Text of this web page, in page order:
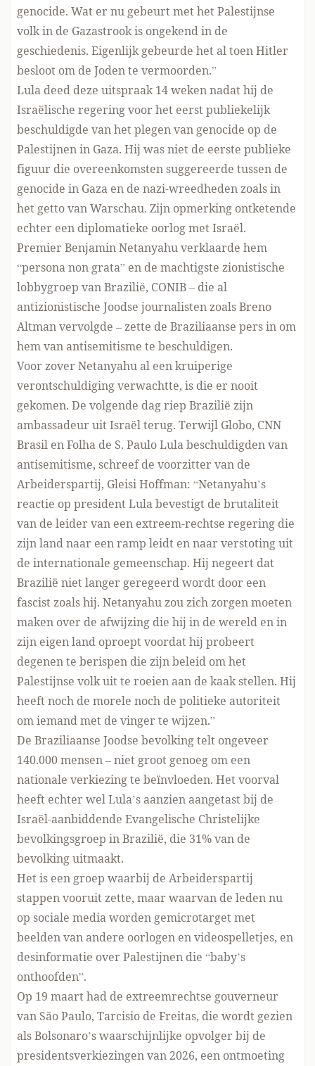
genocide. Wat er nu gebeurt met het Palestijnse
volk in de Gazastrook is ongekend in de
geschiedenis. Eigenlijk gebeurde het al toen Hitler
besloot om de Joden te vermoorden.”
Lula deed deze uitspraak 14 weken nadat hij de
Israëlische regering voor het eerst publiekelijk
beschuldigde van het plegen van genocide op de
Palestijnen in Gaza. Hij was niet de eerste publieke
figuur die overeenkomsten suggereerde tussen de
genocide in Gaza en de nazi-wreedheden zoals in
het getto van Warschau. Zijn opmerking ontketende
echter een diplomatieke oorlog met Israël.
Premier Benjamin Netanyahu verklaarde hem
“persona non grata” en de machtigste zionistische
lobbygroep van Brazilië, CONIB – die al
antizionistische Joodse journalisten zoals Breno
Altman vervolgde – zette de Braziliaanse pers in om
hem van antisemitisme te beschuldigen.
Voor zover Netanyahu al een kruiperige
verontschuldiging verwachtte, is die er nooit
gekomen. De volgende dag riep Brazilië zijn
ambassadeur uit Israël terug. Terwijl Globo, CNN
Brasil en Folha de S. Paulo Lula beschuldigden van
antisemitisme, schreef de voorzitter van de
Arbeiderspartij, Gleisi Hoffman: “Netanyahu’s
reactie op president Lula bevestigt de brutaliteit
van de leider van een extreem-rechtse regering die
zijn land naar een ramp leidt en naar verstoting uit
de internationale gemeenschap. Hij negeert dat
Brazilië niet langer geregeerd wordt door een
fascist zoals hij. Netanyahu zou zich zorgen moeten
maken over de afwijzing die hij in de wereld en in
zijn eigen land oproept voordat hij probeert
degenen te berispen die zijn beleid om het
Palestijnse volk uit te roeien aan de kaak stellen. Hij
heeft noch de morele noch de politieke autoriteit
om iemand met de vinger te wijzen.”
De Braziliaanse Joodse bevolking telt ongeveer
140.000 mensen – niet groot genoeg om een
nationale verkiezing te beïnvloeden. Het voorval
heeft echter wel Lula’s aanzien aangetast bij de
Israël-aanbiddende Evangelische Christelijke
bevolkingsgroep in Brazilië, die 31% van de
bevolking uitmaakt.
Het is een groep waarbij de Arbeiderspartij
stappen vooruit zette, maar waarvan de leden nu
op sociale media worden gemicrotarget met
beelden van andere oorlogen en videospelletjes, en
desinformatie over Palestijnen die “baby’s
onthoofden”.
Op 19 maart had de extreemrechtse gouverneur
van São Paulo, Tarcisio de Freitas, die wordt gezien
als Bolsonaro’s waarschijnlijke opvolger bij de
presidentsverkiezingen van 2026, een ontmoeting